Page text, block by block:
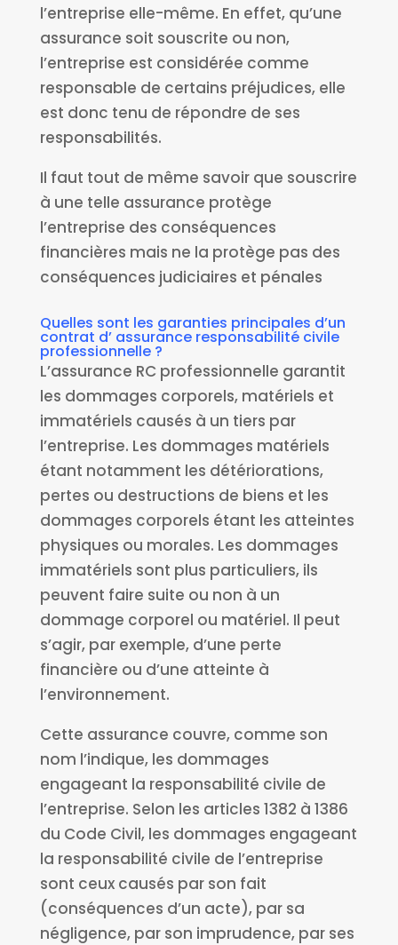
l’entreprise elle-même. En effet, qu’une
assurance soit souscrite ou non,
l’entreprise est considérée comme
responsable de certains préjudices, elle
est donc tenu de répondre de ses
responsabilités.
Il faut tout de même savoir que souscrire
à une telle assurance protège
l’entreprise des conséquences
financières mais ne la protège pas des
conséquences judiciaires et pénales
Quelles sont les garanties principales d’un
contrat d’ assurance responsabilité civile
professionnelle ?
L’assurance RC professionnelle garantit
les dommages corporels, matériels et
immatériels causés à un tiers par
l’entreprise. Les dommages matériels
étant notamment les détériorations,
pertes ou destructions de biens et les
dommages corporels étant les atteintes
physiques ou morales. Les dommages
immatériels sont plus particuliers, ils
peuvent faire suite ou non à un
dommage corporel ou matériel. Il peut
s’agir, par exemple, d’une perte
financière ou d’une atteinte à
l’environnement.
Cette assurance couvre, comme son
nom l’indique, les dommages
engageant la responsabilité civile de
l’entreprise. Selon les articles 1382 à 1386
du Code Civil, les dommages engageant
la responsabilité civile de l’entreprise
sont ceux causés par son fait
(conséquences d’un acte), par sa
négligence, par son imprudence, par ses